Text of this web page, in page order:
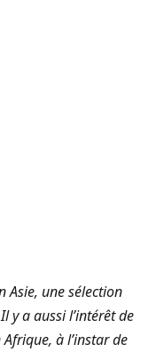
Asie, une sélection
y a aussi l’intérêt de
à l’instar de